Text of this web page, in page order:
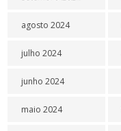
agosto 2024
julho 2024
junho 2024
maio 2024